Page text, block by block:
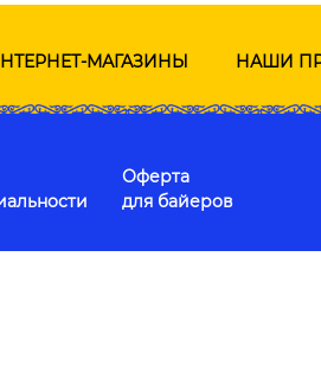
МАГАЗИНЫ НАШИ
Оферта
для байеров